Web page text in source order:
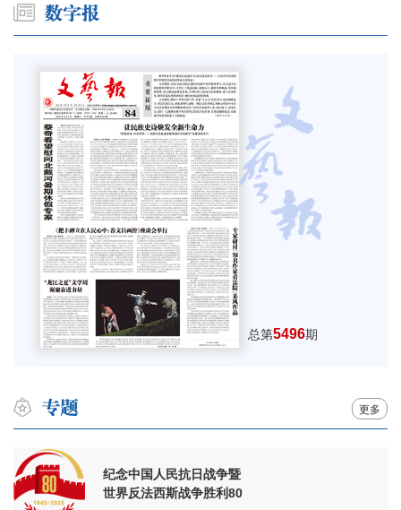
总第5496期
更多
纪念中国人民抗日战争暨
世界反法西斯战争胜利80